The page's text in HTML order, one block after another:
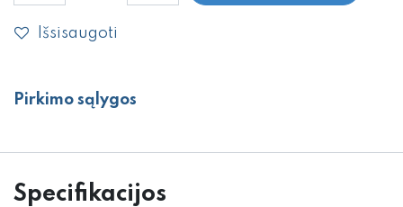
Išsisaugoti
Pirkimo sąlygos
Specifikacijos